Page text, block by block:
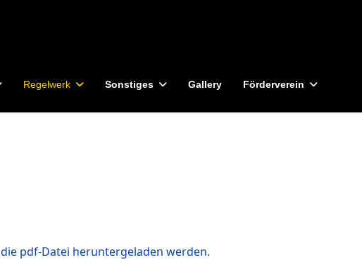
Regelwerk Sonstiges Gallery Förderverein
die pdf-Datei heruntergeladen werden.